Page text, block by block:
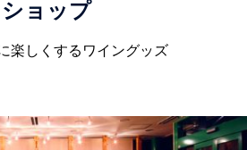
ショップ
楽しくするワイングッズ